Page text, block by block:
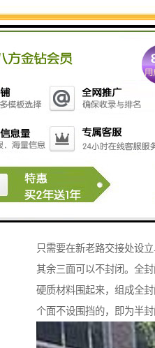
须全封闭，市区主要道路
得低于1.8米，一般半封闭
闭指两面或三面设立围挡
纸、现场环境，施工组织
定。举个例子，假设市政
程，半幅开放交通，半幅维
闭，保证不会有行人误入
只需要在新老路交接处设
其余三面可以不封闭。全
硬质材料围起来，组成全
个面不设围挡的，即为半封